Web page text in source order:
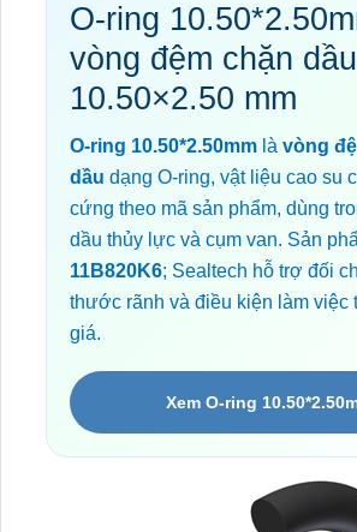
O-ring
vòng đệm chặn dầu
10.50×2.50 mm
O-ring 10.50*2.50mm là vòng
dầu dạng O-ring, vật liệu cao su
cứng theo mã sản phẩm, dùng
dầu thủy lực và cụm van. Sản
11B820K6; Sealtech hỗ trợ đối
thước rãnh và điều kiện làm việc
giá.
Xem O-ring